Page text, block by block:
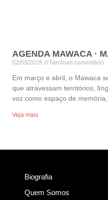
AGENDA MAWACA ·
02/03/2026 Nenhum comentário
Em março e abril, o Mawaca
que atravessam territórios,
voz como espaço de
Veja mais
Biografia
Quem Somos